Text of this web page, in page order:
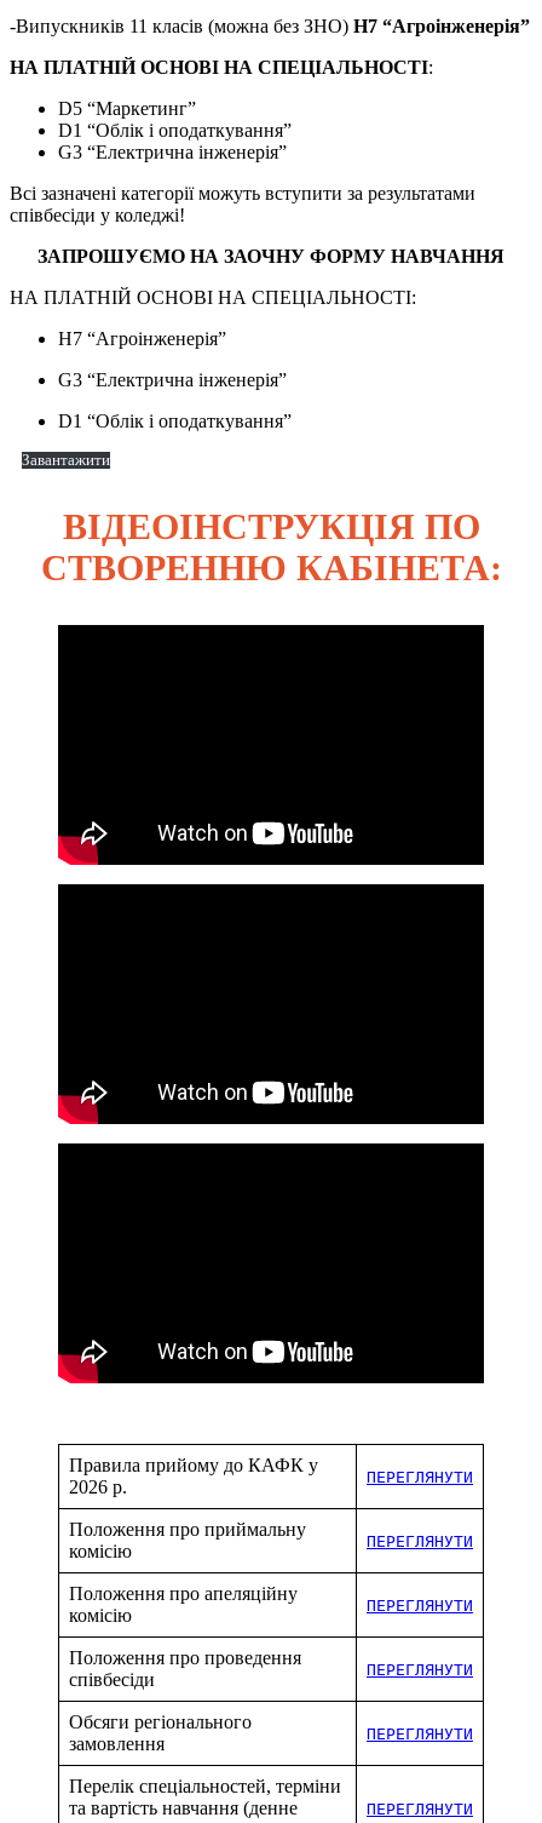
-Випускників 11 класів (можна без ЗНО) H7 “Агроінженерія”
НА ПЛАТНІЙ ОСНОВІ НА СПЕЦІАЛЬНОСТІ:
D5 “Маркетинг”
D1 “Облік і оподаткування”
G3 “Електрична інженерія”
Всі зазначені категорії можуть вступити за результатами
співбесіди у коледжі!
ЗАПРОШУЄМО НА ЗАОЧНУ ФОРМУ НАВЧАННЯ
НА ПЛАТНІЙ ОСНОВІ НА СПЕЦІАЛЬНОСТІ:
H7 “Агроінженерія”
G3 “Електрична інженерія”
D1 “Облік і оподаткування”
Завантажити
ВІДЕОІНСТРУКЦІЯ ПО
СТВОРЕННЮ КАБІНЕТА:
Правила прийому до КАФК у
2026 р.
ПЕРЕГЛЯНУТИ
Положення про приймальну
комісію
ПЕРЕГЛЯНУТИ
Положення про апеляційну
комісію
ПЕРЕГЛЯНУТИ
Положення про проведення
співбесіди
ПЕРЕГЛЯНУТИ
Обсяги регіонального
замовлення
ПЕРЕГЛЯНУТИ
Перелік спеціальностей, терміни
та вартість навчання (денне
ПЕРЕГЛЯНУТИ